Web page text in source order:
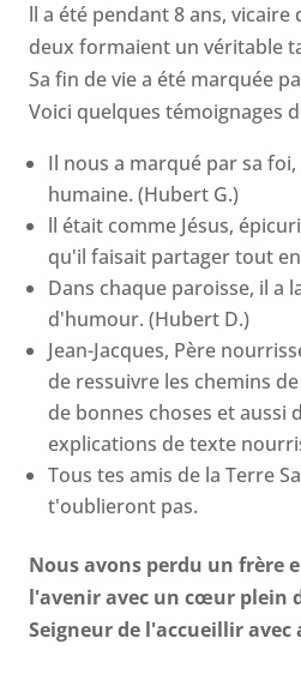
ll a été pendant 8 ans, vicaire
deux formaient un véritable
Sa fin de vie a été marquée
Voici quelques témoignages
Il nous a marqué par sa
humaine. (Hubert G.)
ll était comme Jésus,
qu'il faisait partager tout
Dans chaque paroisse, il a
d'humour. (Hubert D.)
Jean-Jacques, Père
de ressuivre les chemins
de bonnes choses et aussi
explications de texte
Tous tes amis de la Terre
t'oublieront pas.
Nous avons perdu un frère
l'avenir avec un cœur plein
Seigneur de l'accueillir